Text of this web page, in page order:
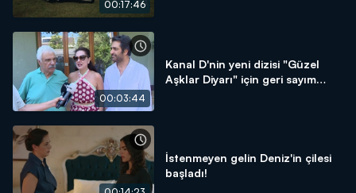
00:17:46
00:03:44
Kanal D'nin yeni dizisi "Güzel
Aşklar Diyarı" için geri sayım
İstenmeyen gelin Deniz'in çilesi
başladı!